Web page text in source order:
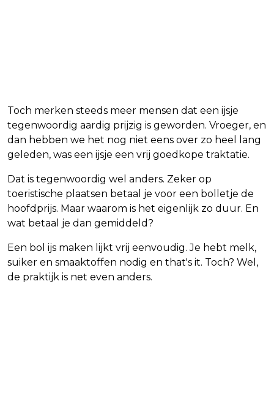
Toch merken steeds meer mensen dat een ijsje
tegenwoordig aardig prijzig is geworden. Vroeger, en
dan hebben we het nog niet eens over zo heel lang
geleden, was een ijsje een vrij goedkope traktatie.
Dat is tegenwoordig wel anders. Zeker op
toeristische plaatsen betaal je voor een bolletje de
hoofdprijs. Maar waarom is het eigenlijk zo duur. En
wat betaal je dan gemiddeld?
Een bol ijs maken lijkt vrij eenvoudig. Je hebt melk,
suiker en smaaktoffen nodig en that's it. Toch? Wel,
de praktijk is net even anders.